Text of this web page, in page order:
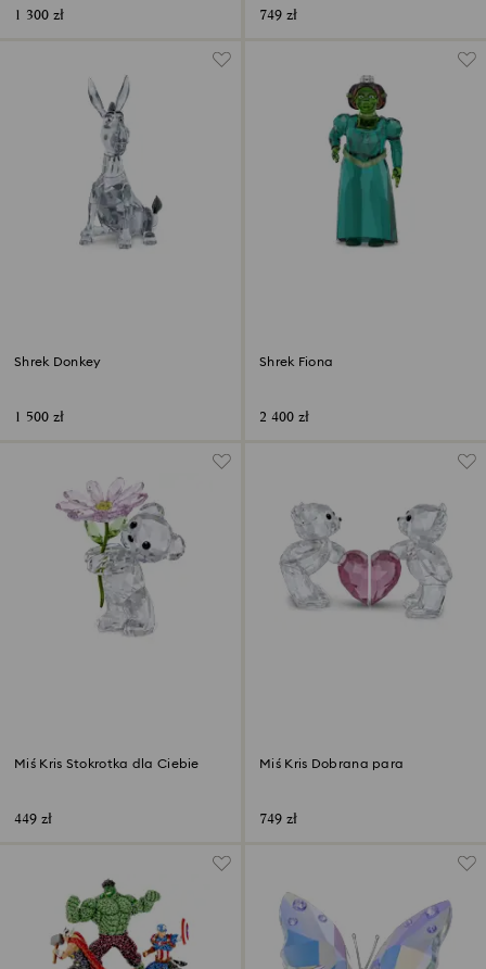
1 300 zł 749 zł
Shrek Donkey
1 500 zł
Shrek Fiona
2 400 zł
Miś Kris Stokrotka dla Ciebie
449 zł
Miś Kris Dobrana para
749 zł